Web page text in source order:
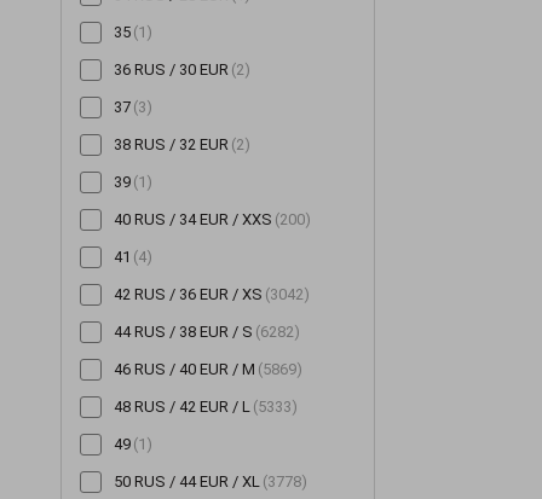
Шорты
Шубы (14)
Юбки
35 (1)
36 RUS / 30 EUR (2)
37 (3)
38 RUS / 32 EUR (2)
39 (1)
40 RUS / 34 EUR / XXS (200)
41 (4)
42 RUS / 36 EUR / XS (3042)
44 RUS / 38 EUR / S (6282)
46 RUS / 40 EUR / M (5869)
48 RUS / 42 EUR / L (5333)
49 (1)
50 RUS / 44 EUR / XL (3778)